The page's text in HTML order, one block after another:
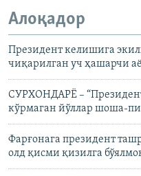
Алоқадор
Президент келишига
чиқарилган уч ҳашарчи
CУРХОНДАРЁ –
кўрмаган йўллар шоша-
Фарғонага президент
олд қисми қизилга